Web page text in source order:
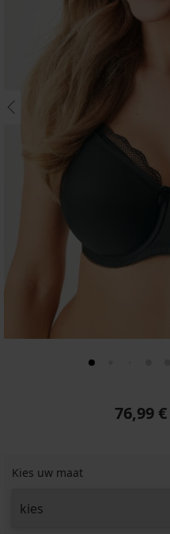
76,99 €
Kies uw maat